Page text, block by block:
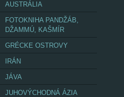
AUSTRÁLIA
FOTOKNIHA PANDŽÁB,
DŽAMMÚ, KAŠMÍR
GRÉCKE OSTROVY
IRÁN
JÁVA
JUHOVÝCHODNÁ ÁZIA